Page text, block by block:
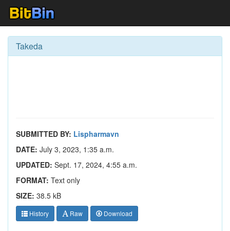
Takeda
SUBMITTED BY: Lispharmavn
DATE: July 3, 2023, 1:35 a.m.
UPDATED: Sept. 17, 2024, 4:55 a.m.
FORMAT: Text only
SIZE: 38.5 kB
History Raw Download